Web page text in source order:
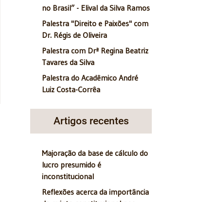
no Brasil” - Elival da Silva Ramos
Palestra "Direito e Paixões" com
Dr. Régis de Oliveira
Palestra com Drª Regina Beatriz
Tavares da Silva
Palestra do Acadêmico André
Luiz Costa-Corrêa
Artigos recentes
Majoração da base de cálculo do
lucro presumido é
inconstitucional
Reflexões acerca da importância